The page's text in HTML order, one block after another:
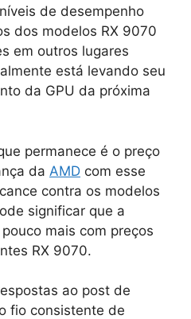
de desempenho
dos modelos RX 9070
em outros lugares
está levando seu
da GPU da próxima
permanece é o preço
da AMD com esse
contra os modelos
significar que a
mais com preços
RX 9070.
ao post de
fio consistente de